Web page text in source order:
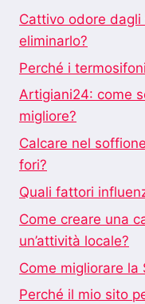
Cattivo odore
eliminarlo?
Perché i
Artigiani24: come
migliore?
Calcare nel
fori?
Quali fattori
Come creare una
un’attività locale?
Come migliorare la
Perché il mio sito